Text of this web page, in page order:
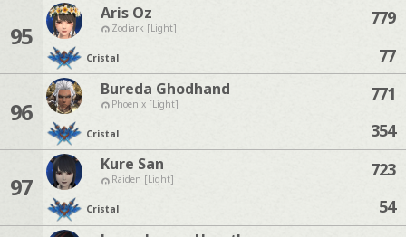
95
Aris Oz
Zodiark [Light]
Cristal
779
77
96
Bureda Ghodhand
Phoenix [Light]
Cristal
771
354
97
Kure San
Raiden [Light]
Cristal
723
54